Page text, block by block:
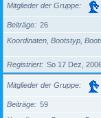
Mitglieder der Gruppe
Beiträge
26
Koordinaten, Bootstyp,
Registriert So 17 Dez,
Mitglieder der Gruppe
Beiträge
59